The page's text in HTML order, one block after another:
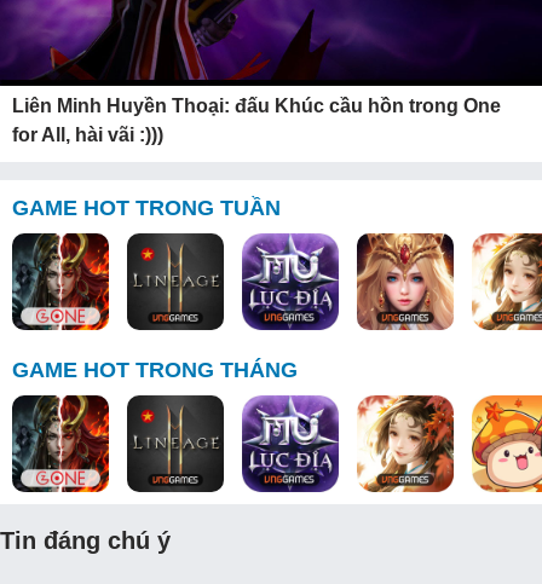
Liên Minh Huyền Thoại: đấu Khúc cầu hồn trong One
for All, hài vãi :)))
GAME HOT TRONG TUẦN
GAME HOT TRONG THÁNG
Tin đáng chú ý